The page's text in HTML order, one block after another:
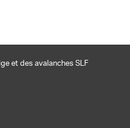
et des avalanches SLF